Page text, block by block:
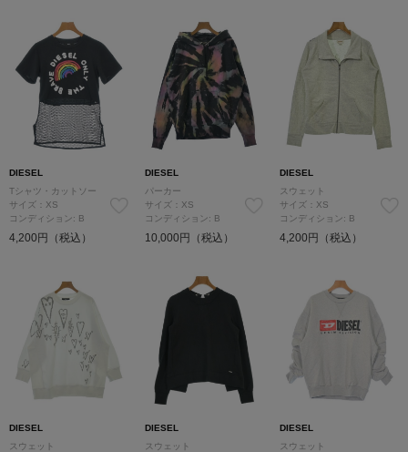
DIESEL
Tシャツ・カットソー
サイズ：XS
コンディション: B
4,200円（税込）
DIESEL
パーカー
サイズ：XS
コンディション: B
10,000円（税込）
DIESEL
スウェット
サイズ：XS
コンディション: B
4,200円（税込）
DIESEL
スウェット
DIESEL
スウェット
DIESEL
スウェット